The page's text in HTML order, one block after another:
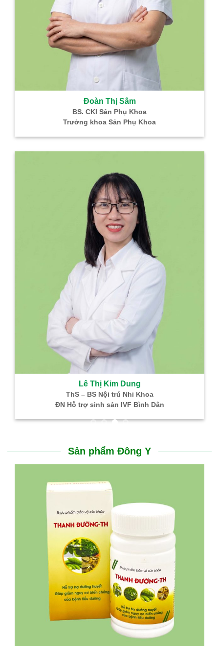
Đoàn Thị Sâm
BS. CKI Sản Phụ Khoa
Trưởng khoa Sản Phụ Khoa
Lê Thị Kim Dung
ThS – BS Nội trú Nhi Khoa
ĐN Hỗ trợ sinh sản IVF Bình Dân
Sản phẩm Đông Y